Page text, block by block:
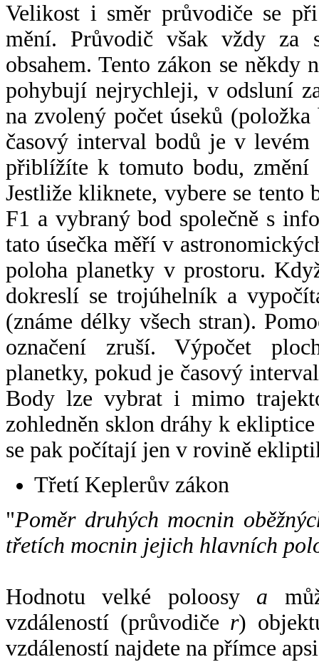
Velikost i směr průvodiče se
mění. Průvodič však vždy za
obsahem. Tento zákon se někdy
pohybují nejrychleji, v odsluní
na zvolený počet úseků
časový interval bodů je v
přiblížíte k tomuto bodu,
Jestliže kliknete, vybere se tento
F1 a vybraný bod společně s
tato úsečka měří v
poloha planetky v prostoru.
dokreslí se trojúhelník a
(známe délky všech stran).
označení zruší. Výpočet
planetky, pokud je časový
Body lze vybrat i mimo
zohledněn sklon dráhy k
se pak počítají jen v rovině
Třetí Keplerův zákon
"Poměr druhých mocnin
třetích mocnin jejich hlavních
Hodnotu velké poloosy a
vzdáleností (průvodiče r)
vzdáleností najdete na přímce